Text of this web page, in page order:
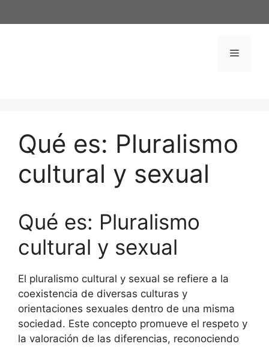
al
Menú
Qué es: Pluralismo
cultural y sexual
Qué es: Pluralismo
cultural y sexual
El pluralismo cultural y sexual se refiere a la
coexistencia de diversas culturas y
orientaciones sexuales dentro de una misma
sociedad. Este concepto promueve el respeto y
la valoración de las diferencias, reconociendo